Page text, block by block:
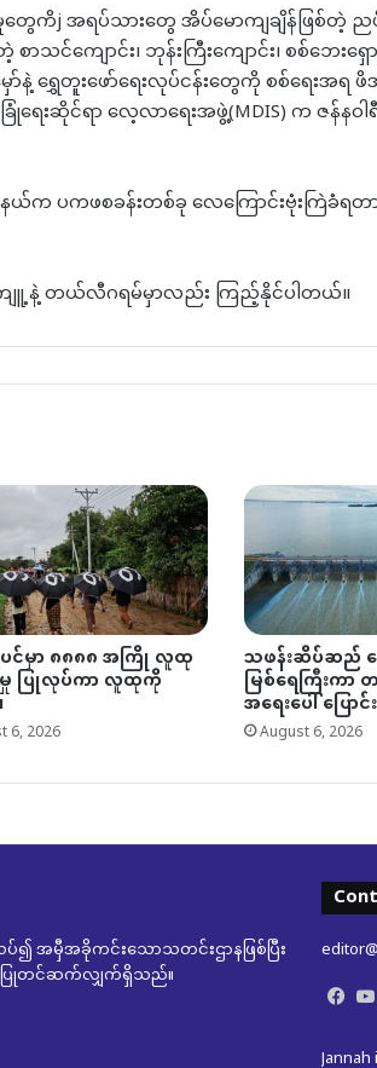
ေကိj အရပ်သားတွေ အိပ်မောကျချိန်ဖြစ်တဲ့ ည
ျောင်း၊ ဘုန်းကြီးကျောင်း၊ စစ်ဘေးရှော
ေတူးဖော်ရေးလုပ်ငန်းတွေကို စစ်ရေးအရ
ေးဆိုင်ရာ လေ့လာရေးအဖွဲ့(MDIS) က ဇန်န
နယ်က ပကဖစခန်းတစ်ခု လေကြောင်းဗုံးကြဲခံရ
ကျူ့နဲ့ တယ်လီဂရမ်မှာလည်း ကြည့်နိုင်ပါတယ်။
င်မှာ ၈၈၈၈ အကြို လူထု
မှု ပြုလုပ်ကာ လူထုကို
6, 2026
သဖန်းဆိပ်ဆည်
မြစ်ရေကြီးကာ
အရေးပေါ် ပြော
August 6, 2026
ပ်၍ အမှီအခိုကင်းသောသတင်းဌာနဖြစ်ပြီး
းပြုတင်ဆက်လျှက်ရှိသည်။